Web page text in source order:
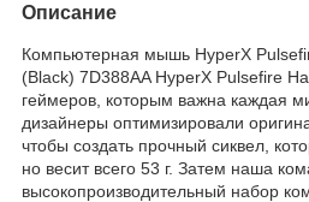
Описание
Компьютерная мышь HyperX
(Black) 7D388AA HyperX Pulsefire
геймеров, которым важна каждая
дизайнеры оптимизировали
чтобы создать прочный сиквел,
но весит всего 53 г. Затем наша
высокопроизводительный набор